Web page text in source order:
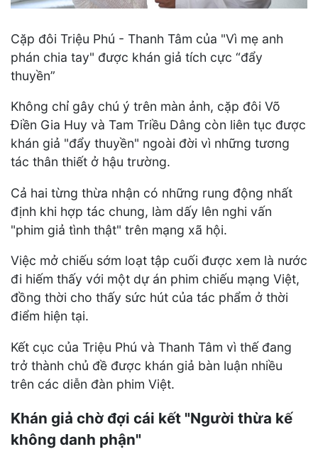
Cặp đôi Triệu Phú - Thanh Tâm của "Vì mẹ anh
phán chia tay" được khán giả tích cực “đẩy
thuyền”
Không chỉ gây chú ý trên màn ảnh, cặp đôi Võ
Điền Gia Huy và Tam Triều Dâng còn liên tục được
khán giả "đẩy thuyền" ngoài đời vì những tương
tác thân thiết ở hậu trường.
Cả hai từng thừa nhận có những rung động nhất
định khi hợp tác chung, làm dấy lên nghi vấn
"phim giả tình thật" trên mạng xã hội.
Việc mở chiếu sớm loạt tập cuối được xem là nước
đi hiếm thấy với một dự án phim chiếu mạng Việt,
đồng thời cho thấy sức hút của tác phẩm ở thời
điểm hiện tại.
Kết cục của Triệu Phú và Thanh Tâm vì thế đang
trở thành chủ đề được khán giả bàn luận nhiều
trên các diễn đàn phim Việt.
Khán giả chờ đợi cái kết "Người thừa kế
không danh phận"